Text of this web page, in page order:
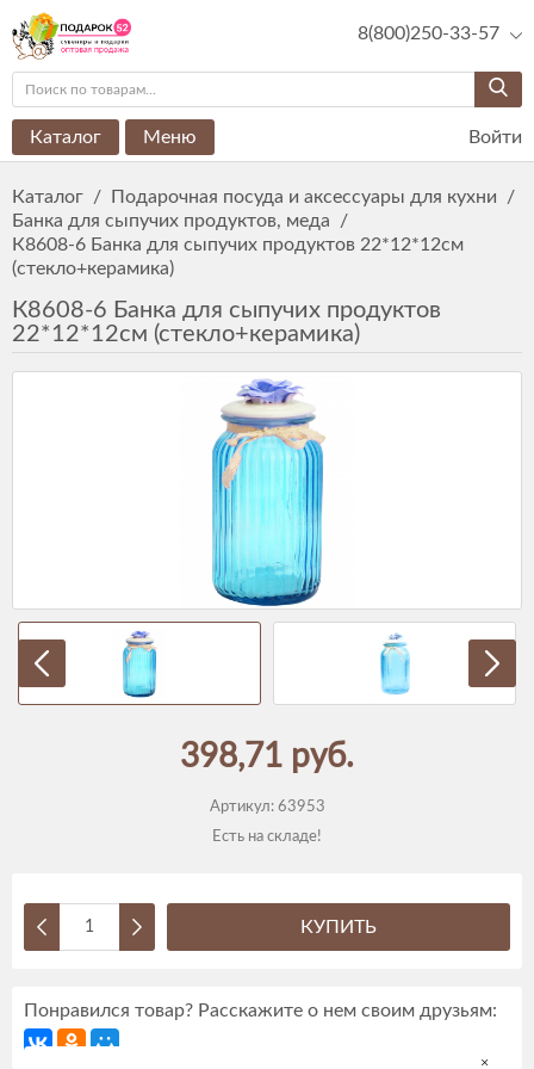
8(800)250-33-57
Каталог Меню Войти
Каталог / Подарочная посуда и аксессуары для кухни
/
Банка для сыпучих продуктов, меда
/
К8608-6 Банка для сыпучих продуктов 22*12*12см
(стекло+керамика)
К8608-6 Банка для сыпучих продуктов
22*12*12см (стекло+керамика)
398,71 руб.
Артикул: 63953
Есть на складе!
КУПИТЬ
Понравился товар? Расскажите о нем своим друзьям:
×